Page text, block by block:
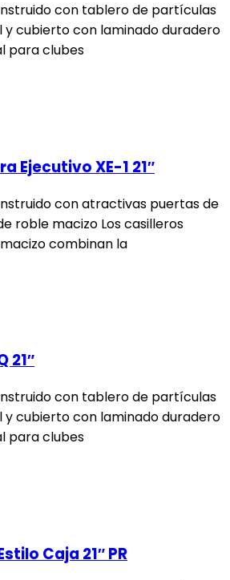
con tablero de partículas
y cubierto con laminado duradero
para clubes
Ejecutivo XE-1 21″
con atractivas puertas de
roble macizo Los casilleros
combinan la
21″
con tablero de partículas
y cubierto con laminado duradero
para clubes
Caja 21″ PR